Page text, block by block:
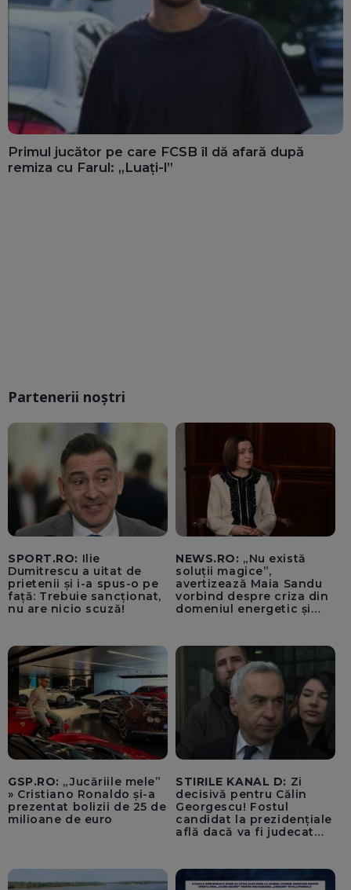
Primul jucător pe care FCSB îl dă afară după
remiza cu Farul: „Luați-l”
Partenerii noștri
SPORT.RO: Ilie
Dumitrescu a uitat de
prietenii și i-a spus-o pe
față: Trebuie sancționat,
nu are nicio scuză!
NEWS.RO: „Nu există
soluții magice”,
avertizează Maia Sandu
vorbind despre criza din
domeniul energetic și
economii: „Altfel vom
plăti tarife foarte mari”
GSP.RO: „Jucăriile mele”
» Cristiano Ronaldo și-a
prezentat bolizii de 25 de
milioane de euro
STIRILE KANAL D: Zi
decisivă pentru Călin
Georgescu! Fostul
candidat la prezidențiale
află dacă va fi judecat